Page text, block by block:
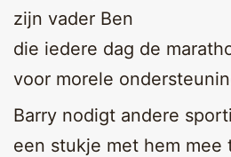
zijn vader Ben
die iedere dag de
voor morele
Barry nodigt andere
een stukje met hem mee